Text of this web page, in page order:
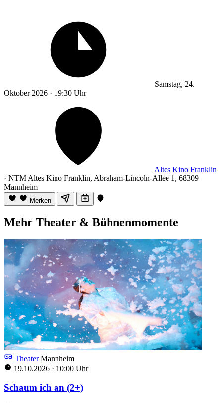
Samstag, 24.
Oktober 2026 · 19:30 Uhr
Altes Kino Franklin
· NTM Altes Kino Franklin, Abraham-Lincoln-Allee 1, 68309
Mannheim
Merken
Mehr Theater & Bühnenmomente
TheaterMannheim
19.10.2026 · 10:00 Uhr
Schaum ich an (2+)